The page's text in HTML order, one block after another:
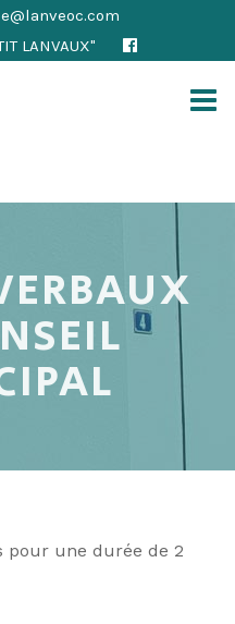
LANVAUX"
pour une durée de 2